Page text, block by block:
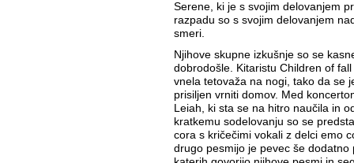
Serene, ki je s svojim delovanjem
razpadu so s svojim delovanjem
smeri.
Njihove skupne izkušnje so se
dobrodošle. Kitaristu Children of
vnela tetovaža na nogi, tako da se
prisiljen vrniti domov. Med
Leiah, ki sta se na hitro naučila in
kratkemu sodelovanju so se
cora s kričečimi vokali z delci emo
drugo pesmijo je pevec še